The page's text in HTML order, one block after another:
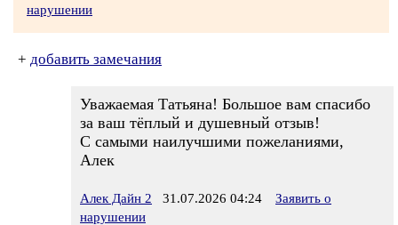
нарушении
+ добавить замечания
Уважаемая Татьяна! Большое вам спасибо
за ваш тёплый и душевный отзыв!
С самыми наилучшими пожеланиями,
Алек
Алек Дайн 2 31.07.2026 04:24
Заявить о
нарушении